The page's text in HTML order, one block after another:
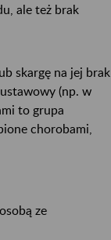
ale też brak
skargę na jej brak
(np. w
to grupa
chorobami,
ze